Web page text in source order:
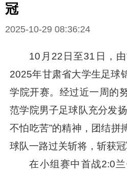
冠
2025-10-29 08:36:24
10月22日至31日，
2025年甘肃省大学生足球
学院开赛。经过近一周的
范学院男子足球队充分发
不怕吃苦”的精神，团结拼
球队一路过关斩将，斩获冠
在小组赛中首战2:0